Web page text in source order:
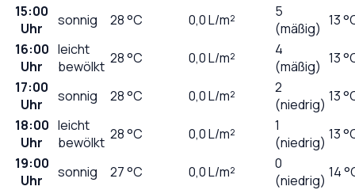
15:00
Uhr
sonnig 28°C 0,0L/m²
5
(mäßig) 13
16:00
Uhr
leicht
bewölkt 28°C 0,0L/m²
4
(mäßig) 13
17:00
Uhr
sonnig 28°C 0,0L/m²
2
(niedrig) 13
18:00
Uhr
leicht
bewölkt 28°C 0,0L/m²
1
(niedrig) 13
19:00
Uhr
sonnig 27°C 0,0L/m²
0
(niedrig) 14